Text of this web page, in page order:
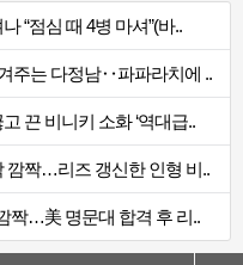
“점심 때 4병 마셔”(바..
주는 다정남‥파파라치에 ..
끈 비니키 소화 ‘역대급..
깜짝…리즈 갱신한 인형 비..
짝…美 명문대 합격 후 리..